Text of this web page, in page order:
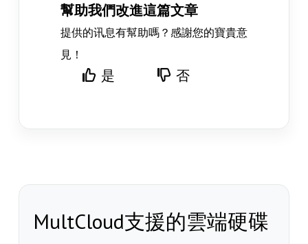
幫助我們改進這篇文章
提供的讯息有幫助嗎？感謝您的寶貴意
見！
是 否
MultCloud支援的雲端硬碟